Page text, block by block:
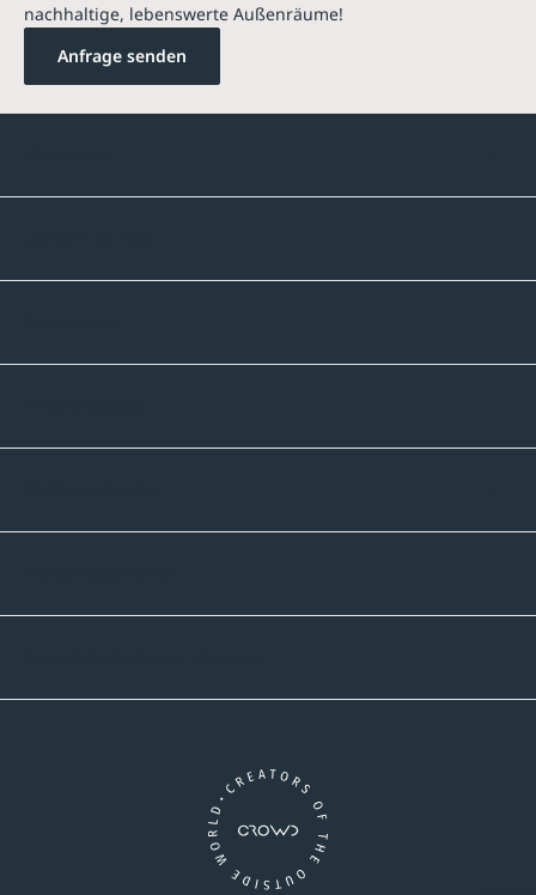
nachhaltige, lebenswerte Außenräume!
Anfrage senden